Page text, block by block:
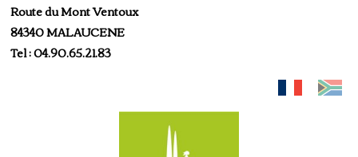
Route du Mont Ventoux
84340 MALAUCENE
Tel : 04.90.65.21.83